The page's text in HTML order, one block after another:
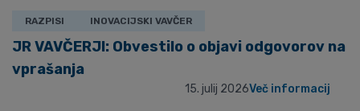
RAZPISI INOVACIJSKI VAVČER
JR VAVČERJI: Obvestilo o objavi odgovorov na
vprašanja
15. julij 2026Več informacij